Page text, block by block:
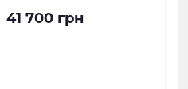
41 700 грн